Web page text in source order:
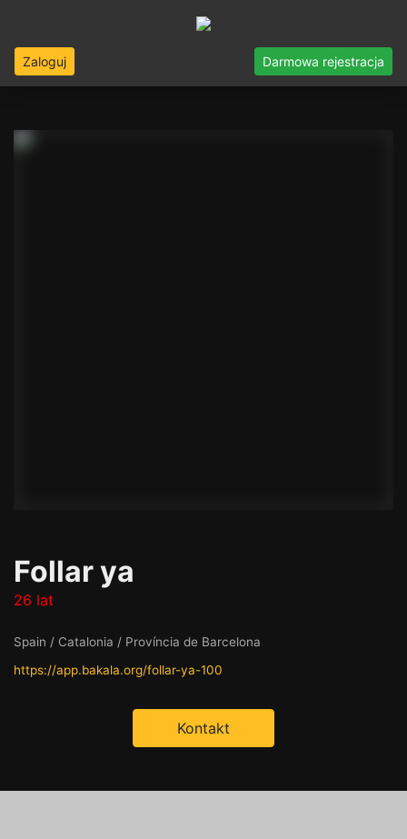
Zaloguj Darmowa rejestracja
Follar ya
26 lat
Spain / Catalonia / Província de Barcelona
https://app.bakala.org/follar-ya-100
Kontakt